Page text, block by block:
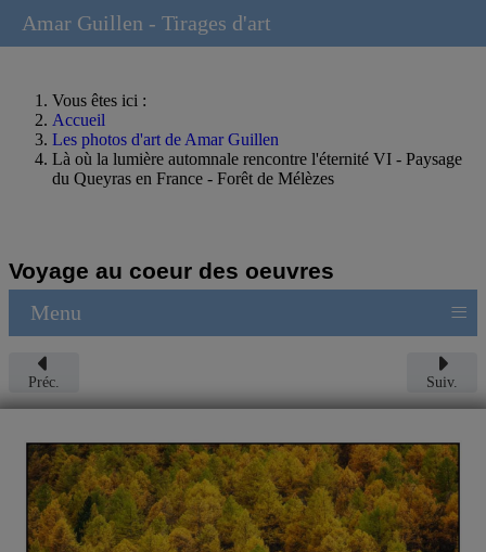
Vous êtes ici :
Accueil
Les photos d'art de Amar Guillen
Là où la lumière automnale rencontre l'éternité VI - Paysage
du Queyras en France - Forêt de Mélèzes
Voyage au coeur des oeuvres
Menu ≡
Préc. Suiv.
Amar Guillen - Tirages d'art